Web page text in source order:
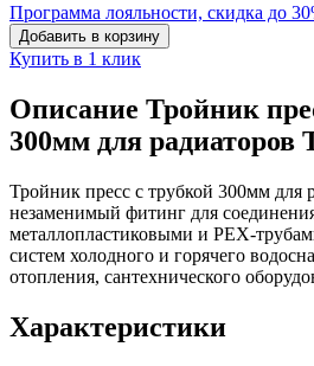
Программа лояльности, скидка до
Добавить в корзину
Купить в 1 клик
Описание Тройник
300мм для
Тройник пресс с трубкой 300мм для
незаменимый фитинг для
металлопластиковыми и РЕХ-
систем холодного и горячего
отопления, сантехнического
Характеристики